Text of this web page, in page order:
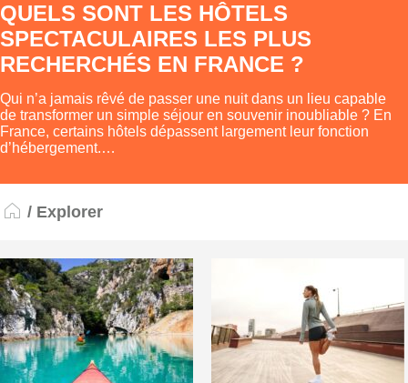
QUELS SONT LES HÔTELS
SPECTACULAIRES LES PLUS
RECHERCHÉS EN FRANCE ?
Qui n’a jamais rêvé de passer une nuit dans un lieu capable
de transformer un simple séjour en souvenir inoubliable ? En
France, certains hôtels dépassent largement leur fonction
d’hébergement.…
/ Explorer